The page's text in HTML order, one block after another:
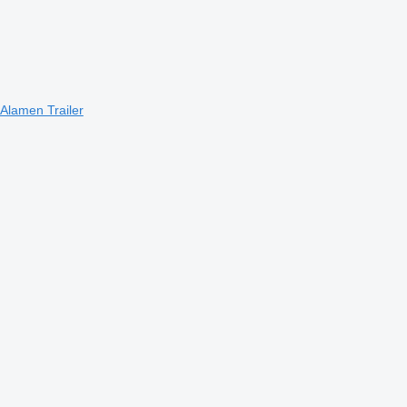
Trailer